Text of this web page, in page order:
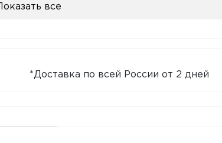
Показать все
*Доставка по всей России от 2 дней